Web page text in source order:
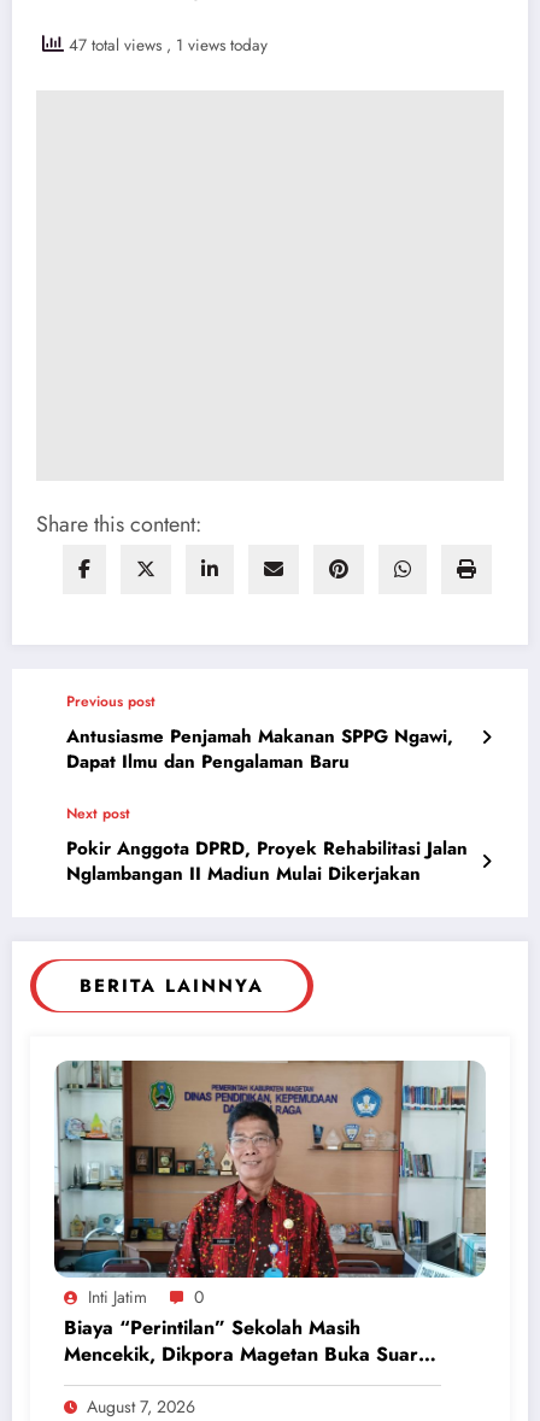
47 total views , 1 views today
Share this content:
Previous post
Antusiasme Penjamah Makanan SPPG Ngawi,
Dapat Ilmu dan Pengalaman Baru
Next post
Pokir Anggota DPRD, Proyek Rehabilitasi Jalan
Nglambangan II Madiun Mulai Dikerjakan
BERITA LAINNYA
Inti Jatim 0
Biaya “Perintilan” Sekolah Masih
Mencekik, Dikpora Magetan Buka Suara
Soal Polemik Seragam dan Modul
August 7, 2026